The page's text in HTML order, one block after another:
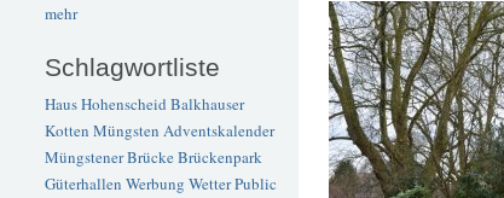
mehr
Schlagwortliste
Haus Hohenscheid Balkhauser
Kotten Müngsten Adventskalender
Müngstener BrückeBrückenpark
Güterhallen Werbung WetterPublic